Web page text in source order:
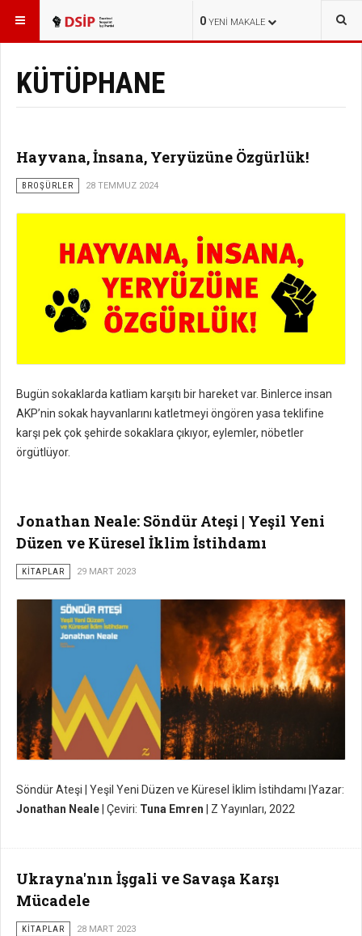
0 YENI MAKALE
BURADASINIZ:
KÜTÜPHANE
Hayvana, İnsana, Yeryüzüne Özgürlük!
BROŞÜRLER 28 TEMMUZ 2024
Bugün sokaklarda katliam karşıtı bir hareket var. Binlerce insan
AKP’nin sokak hayvanlarını katletmeyi öngören yasa teklifine
karşı pek çok şehirde sokaklara çıkıyor, eylemler, nöbetler
örgütlüyor.
Jonathan Neale: Söndür Ateşi | Yeşil Yeni
Düzen ve Küresel İklim İstihdamı
KİTAPLAR 29 MART 2023
Söndür Ateşi | Yeşil Yeni Düzen ve Küresel İklim İstihdamı |Yazar:
Jonathan Neale | Çeviri: Tuna Emren | Z Yayınları, 2022
Ukrayna'nın İşgali ve Savaşa Karşı
Mücadele
KİTAPLAR 28 MART 2023